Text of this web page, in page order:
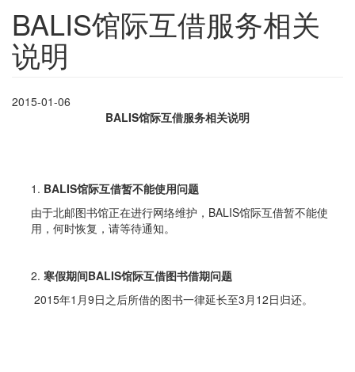
BALIS馆际互借服务相关
说明
2015-01-06
BALIS馆际互借服务相关说明
BALIS馆际互借暂不能使用问题
由于北邮图书馆正在进行网络维护，BALIS馆际互借暂不能使
用，何时恢复，请等待通知。
寒假期间BALIS馆际互借图书借期问题
2015年1月9日之后所借的图书一律延长至3月12日归还。